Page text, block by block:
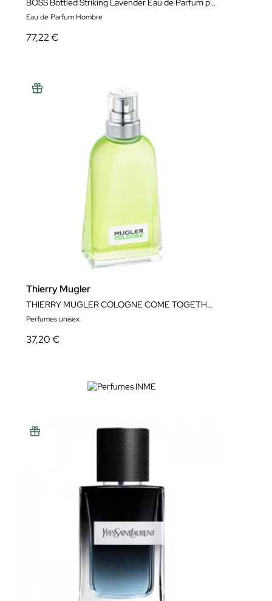
BOSS Bottled Striking Lavender Eau de Parfum para Hombre
Eau de Parfum Hombre
77,22 €
Thierry Mugler
THIERRY MUGLER COLOGNE COME TOGETHER
Perfumes unisex
37,20 €